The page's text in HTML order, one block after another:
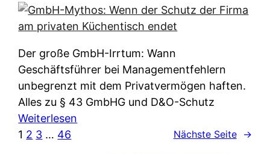
i
c
h
e
t
n
w
l
c
h
e
n
r
k
l
ä
u
Der große GmbH-Irrtum: Wann
Geschäftsführer bei Managementfehlern
unbegrenzt mit dem Privatvermögen haften.
Alles zu § 43 GmbHG und D&O-Schutz
Weiterlesen
1 2 3 … 46 Nächste Seite →